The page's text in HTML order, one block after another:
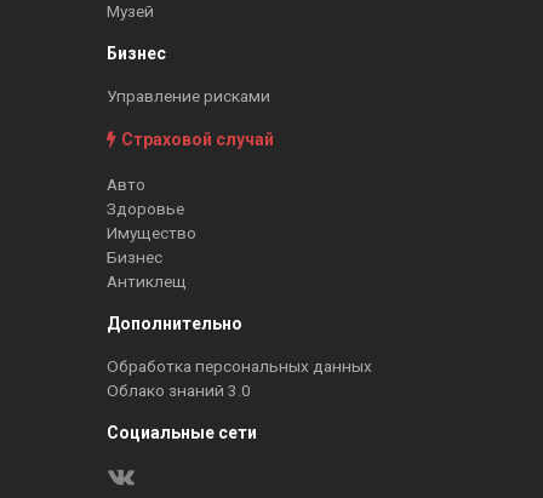
Музей
Бизнес
Управление рисками
Страховой случай
Авто
Здоровье
Имущество
Бизнес
Антиклещ
Дополнительно
Обработка персональных данных
Облако знаний 3.0
Социальные сети